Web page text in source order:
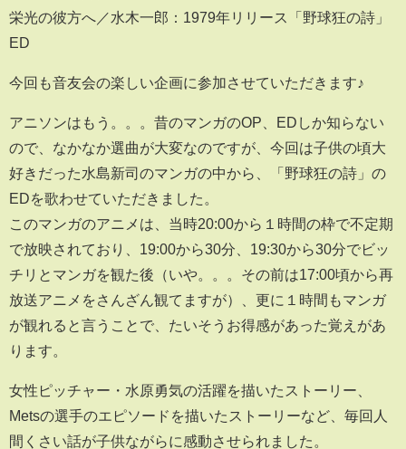
栄光の彼方へ／水木一郎：1979年リリース「野球狂の詩」
ED
今回も音友会の楽しい企画に参加させていただきます♪
アニソンはもう。。。昔のマンガのOP、EDしか知らない
ので、なかなか選曲が大変なのですが、今回は子供の頃大
好きだった水島新司のマンガの中から、「野球狂の詩」の
EDを歌わせていただきました。
このマンガのアニメは、当時20:00から１時間の枠で不定期
で放映されており、19:00から30分、19:30から30分でビッ
チリとマンガを観た後（いや。。。その前は17:00頃から再
放送アニメをさんざん観てますが）、更に１時間もマンガ
が観れると言うことで、たいそうお得感があった覚えがあ
ります。
女性ピッチャー・水原勇気の活躍を描いたストーリー、
Metsの選手のエピソードを描いたストーリーなど、毎回人
間くさい話が子供ながらに感動させられました。